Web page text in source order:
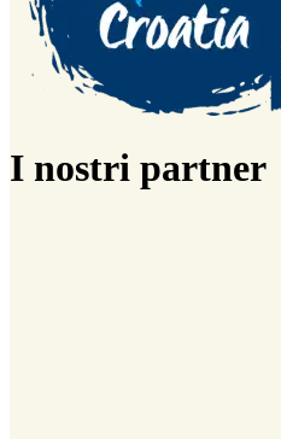
I nostri partner